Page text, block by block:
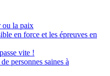
ou la paix
en force et les épreuves en
vite !
personnes saines à